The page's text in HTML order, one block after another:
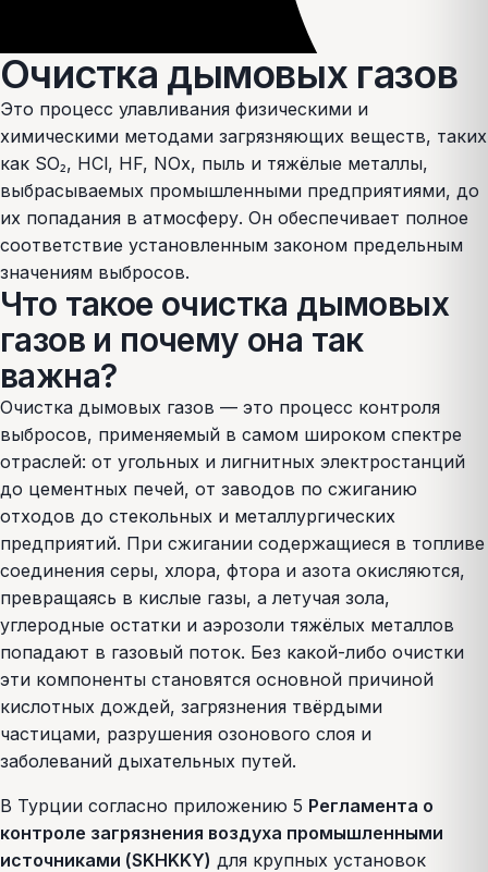
Очистка дымовых газов
Это процесс улавливания физическими и
химическими методами загрязняющих веществ, таких
как SO₂, HCl, HF, NOx, пыль и тяжёлые металлы,
выбрасываемых промышленными предприятиями, до
их попадания в атмосферу. Он обеспечивает полное
соответствие установленным законом предельным
значениям выбросов.
Что такое очистка дымовых
газов и почему она так
важна?
Очистка дымовых газов — это процесс контроля
выбросов, применяемый в самом широком спектре
отраслей: от угольных и лигнитных электростанций
до цементных печей, от заводов по сжиганию
отходов до стекольных и металлургических
предприятий. При сжигании содержащиеся в топливе
соединения серы, хлора, фтора и азота окисляются,
превращаясь в кислые газы, а летучая зола,
углеродные остатки и аэрозоли тяжёлых металлов
попадают в газовый поток. Без какой-либо очистки
эти компоненты становятся основной причиной
кислотных дождей, загрязнения твёрдыми
частицами, разрушения озонового слоя и
заболеваний дыхательных путей.
В Турции согласно приложению 5 Регламента о
контроле загрязнения воздуха промышленными
источниками (SKHKKY) для крупных установок